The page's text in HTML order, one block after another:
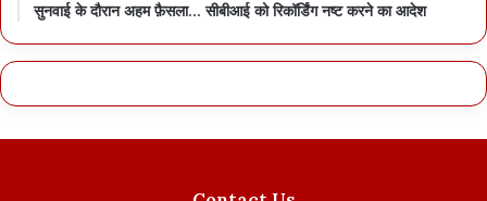
सुनवाई के दौरान अहम फ़ैसला… सीबीआई को रिकॉर्डिंग नष्ट करने का आदेश